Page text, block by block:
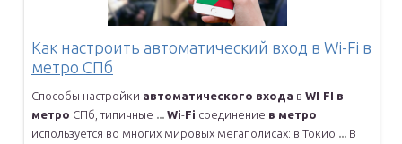
Как настроить автоматический вход в Wi-Fi в
метро СПб
Способы настройки автоматического входа в WI-FI в
метро СПб, типичные ... Wi-Fi соединение в метро
используется во многих мировых мегаполисах: в Токио ... В